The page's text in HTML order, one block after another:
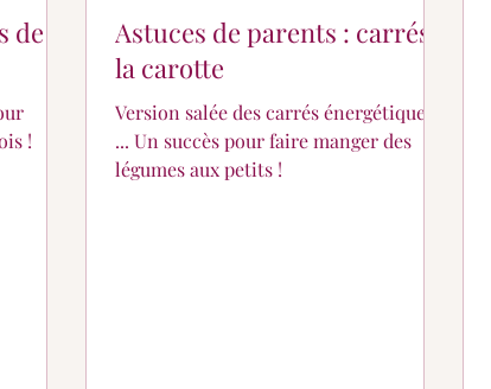
de
!
Astuces de parents : carrés à
la carotte
Version salée des carrés énergétiques
... Un succès pour faire manger des
légumes aux petits !